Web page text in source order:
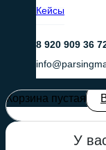
Кейсы
8 920 909 36
Корзина пустая
У